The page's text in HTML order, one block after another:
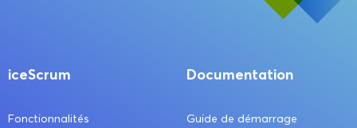
iceScrum
Fonctionnalités
Documentation
Guide de démarrage